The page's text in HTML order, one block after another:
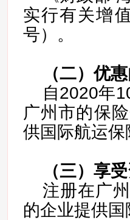
实行有关增
号）。
（二）优
自2020年
广州市的保
供国际航运
（三） 享
注册在广
的企业提供国